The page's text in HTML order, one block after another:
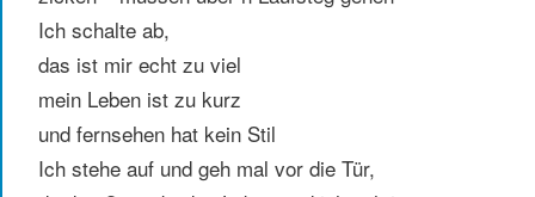
Ich schalte ab,
das ist mir echt zu viel
mein Leben ist zu kurz
und fernsehen hat kein Stil
Ich stehe auf und geh mal vor die Tür,